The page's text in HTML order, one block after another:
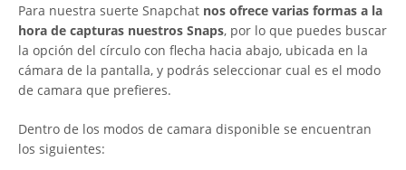
Para nuestra suerte Snapchat nos ofrece varias formas a la
hora de capturas nuestros Snaps, por lo que puedes buscar
la opción del círculo con flecha hacia abajo, ubicada en la
cámara de la pantalla, y podrás seleccionar cual es el modo
de camara que prefieres.
Dentro de los modos de camara disponible se encuentran
los siguientes: